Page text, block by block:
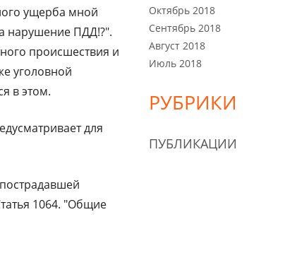
ущерба мной
нарушение ПДД!?".
происшествия и
уголовной
в этом.
для
1064. "Общие
Октябрь 2018
Сентябрь 2018
Август 2018
Июль 2018
РУБРИКИ
ПУБЛИКАЦИИ